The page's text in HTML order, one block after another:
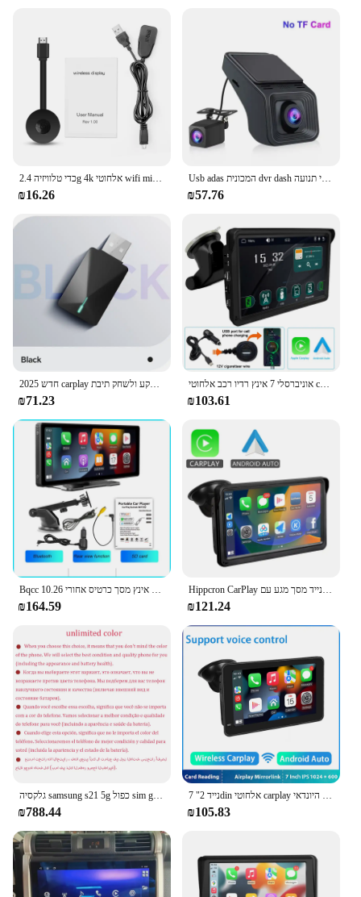
כדי טלוויזיה 2.4g 4k אלחוטי wifi mirroring טלוויזיה מקל hdmi מתאם 1080p תצוגה dongle עבור טלפון אנדרואיד טלפון אנדרואיד huawei
₪16.26
Usb adas המכונית dvr dash עבור שחקן מולטימדיה אנדרואיד אוטומטי קדמי ו מצלמה אחורית לולאה הקלטה גילוי תנועה
₪57.76
2025 חדש carplay אלחוטי אוטומטי אנדרואיד תקע תקע ולשחק תיבת WiFi מיני חכם להתחבר אוניברסלי עבור mazda 3 6
₪71.23
אוניברסלי 7 אינץ רדיו רכב אלחוטי carplay אנדרואיד רכב וידאו מולטימדיה נגן Bluetooth מסך מגע למצלמה תצוגה אחורית
₪103.61
Bqcc 10.26 אינץ נייד אינץ מסך כרטיס אחורי hd אחורי מצלמה המכונית רדיו dvr mp5 מולטימדיה נגן וידאו אוטומטי אנדרואיד
₪164.59
Hippcron CarPlay אנדרואיד אוטומטי רכב רדיו מולטימדיה נגן וידאו 7 אינץ נייד מסך מגע עם USB AUX עבור אחורית מצלמה
₪121.24
גלקסיה samsung s21 5g כפול sim g9910 6.2 מקורי "oled rom 128GB 256GB זכרון RAM 8GB מצב Snapdragon nfc ned 5g טלפון סלולרי אנדרואיד
₪788.44
7 "נייד 2din אלחוטי carplay רכב אנדרואיד רכב רכב מולטימדיה עבור היונדאי kia toyota honda vw bmw benz האחורי מצלמה אחורית audi
₪105.83